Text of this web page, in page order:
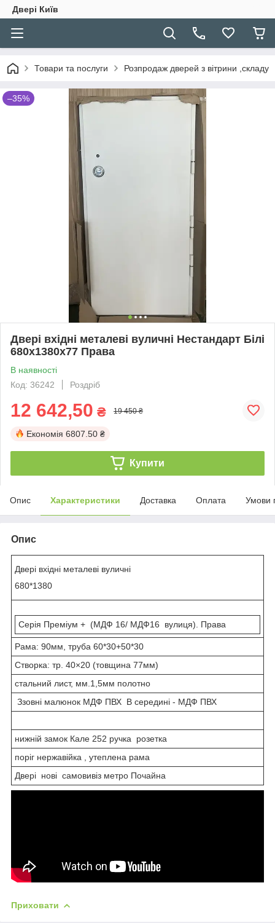
Двері Київ
Товари та послуги Розпродаж дверей з вітрини ,складу
–35%
Двері вхідні металеві вуличні Нестандарт Білі
680х1380х77 Права
В наявності
Код: 36242
Роздріб
12 642,50 ₴ 19 450 ₴
Економія 6807.50 ₴
Купити
Опис Характеристики Доставка Оплата Умови
Опис
Двері вхідні металеві вуличні
680*1380
Серія Преміум + (МДФ 16/ МДФ16 вулиця). Права
Рама: 90мм, труба 60*30+50*30
Створка: тр. 40×20 (товщина 77мм)
стальний лист, мм.1,5мм полотно
Ззовні малюнок МДФ ПВХ В середині - МДФ ПВХ
нижній замок Кале 252 ручка розетка
поріг нержавійка , утеплена рама
Двері нові самовивіз метро Почайна
Приховати